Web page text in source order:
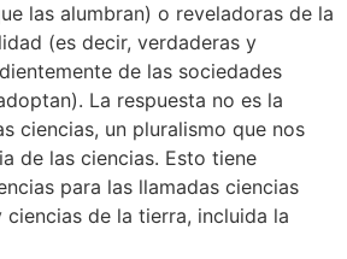
las alumbran) o reveladoras de la
(es decir, verdaderas y
de las sociedades
La respuesta no es la
ciencias, un pluralismo que nos
de las ciencias. Esto tiene
para las llamadas ciencias
ciencias de la tierra, incluida la